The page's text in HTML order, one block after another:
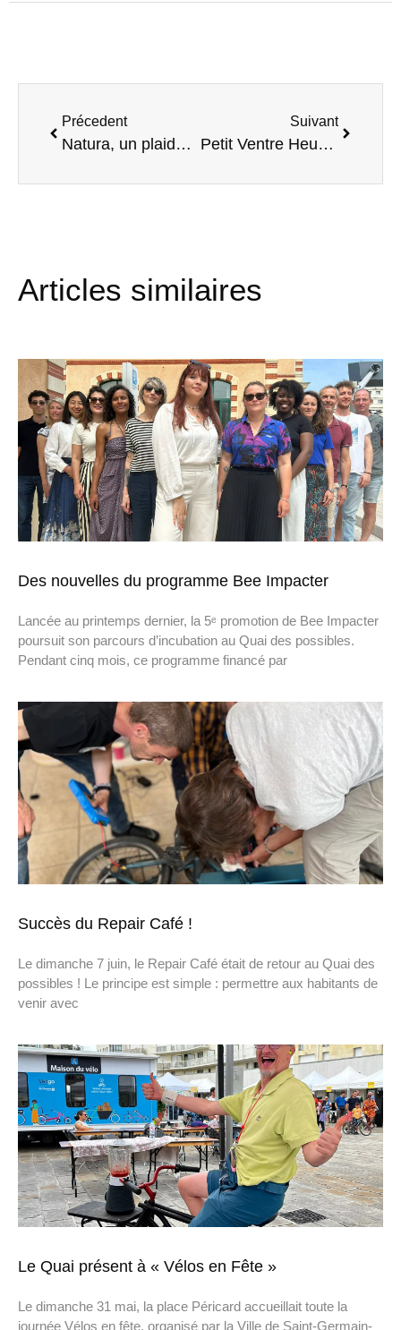
Précedent
Natura, un plaidoyer scientifique
Suivant
Petit Ventre Heureux : 100% de l’objectif atteint
Articles similaires
Des nouvelles du programme Bee Impacter
Lancée au printemps dernier, la 5ᵉ promotion de Bee Impacter
poursuit son parcours d’incubation au Quai des possibles.
Pendant cinq mois, ce programme financé par
Succès du Repair Café !
Le dimanche 7 juin, le Repair Café était de retour au Quai des
possibles ! Le principe est simple : permettre aux habitants de
venir avec
Le Quai présent à « Vélos en Fête »
Le dimanche 31 mai, la place Péricard accueillait toute la
journée Vélos en fête, organisé par la Ville de Saint-Germain-